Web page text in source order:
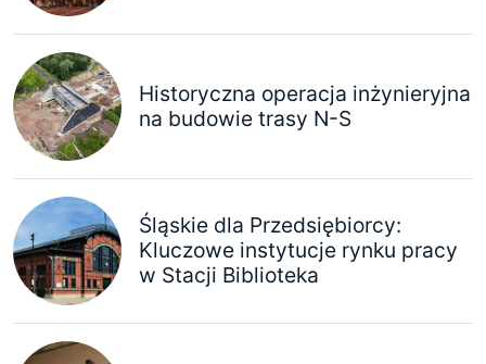
Historyczna operacja inżynieryjna
na budowie trasy N-S
Śląskie dla Przedsiębiorcy:
Kluczowe instytucje rynku pracy
w Stacji Biblioteka